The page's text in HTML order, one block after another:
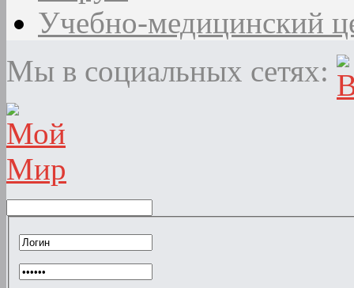
Учебно-медицинский
Мы в социальных сетях: